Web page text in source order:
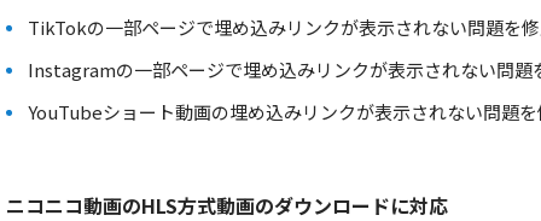
TikTokの一部ページで埋め込みリンクが表示されない問題を
Instagramの一部ページで埋め込みリンクが表示されない問題
YouTubeショート動画の埋め込みリンクが表示されない問題
ニコニコ動画のHLS方式動画のダウンロードに対応